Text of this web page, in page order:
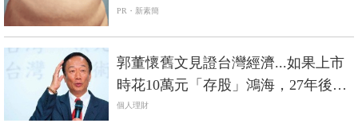
PR・新素簡
郭董懷舊文見證台灣經濟...如果上市
時花10萬元「存股」鴻海，27年後會
賺2千萬！
個人理財